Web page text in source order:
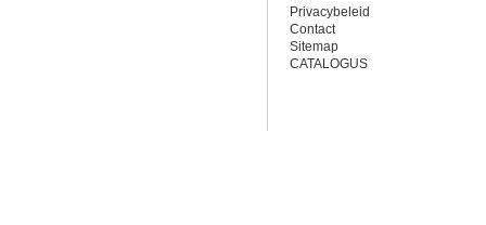
Privacybeleid
Contact
Sitemap
CATALOGUS